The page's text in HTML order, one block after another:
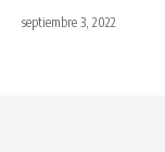
septiembre 3, 2022